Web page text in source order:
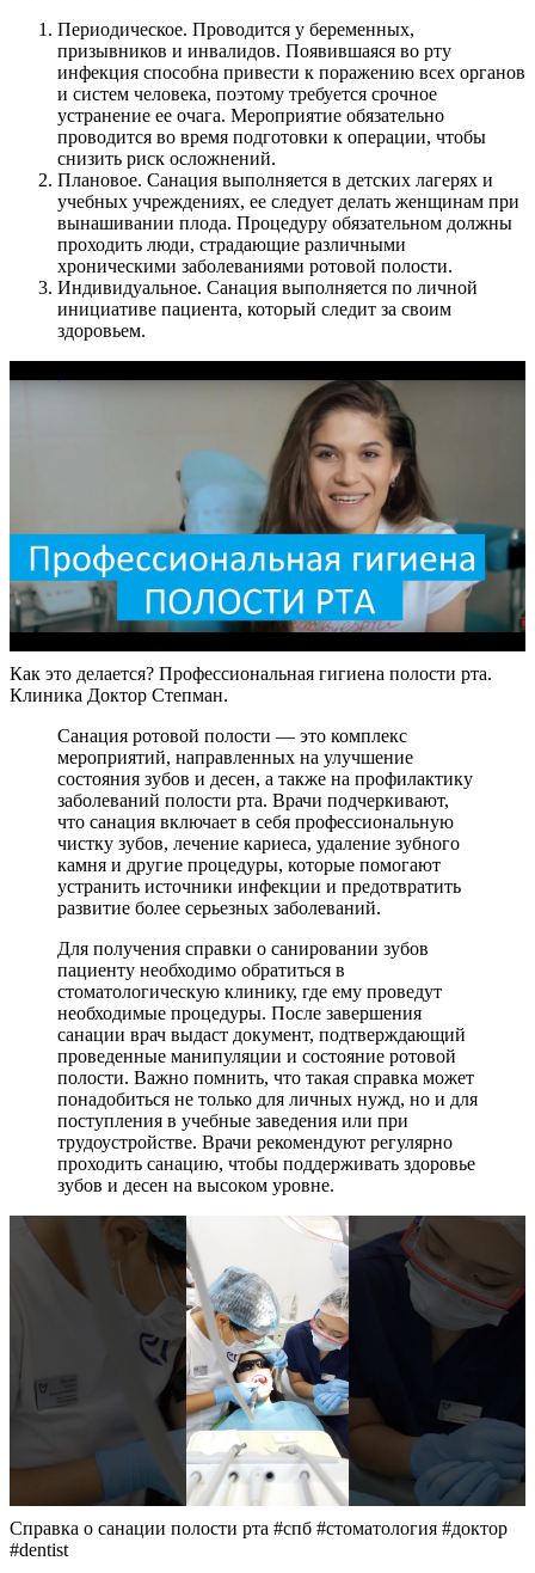
Периодическое. Проводится у беременных,
призывников и инвалидов. Появившаяся во рту
инфекция способна привести к поражению всех органов
и систем человека, поэтому требуется срочное
устранение ее очага. Мероприятие обязательно
проводится во время подготовки к операции, чтобы
снизить риск осложнений.
Плановое. Санация выполняется в детских лагерях и
учебных учреждениях, ее следует делать женщинам при
вынашивании плода. Процедуру обязательном должны
проходить люди, страдающие различными
хроническими заболеваниями ротовой полости.
Индивидуальное. Санация выполняется по личной
инициативе пациента, который следит за своим
здоровьем.
Как это делается? Профессиональная гигиена полости рта.
Клиника Доктор Степман.
Санация ротовой полости — это комплекс
мероприятий, направленных на улучшение
состояния зубов и десен, а также на профилактику
заболеваний полости рта. Врачи подчеркивают,
что санация включает в себя профессиональную
чистку зубов, лечение кариеса, удаление зубного
камня и другие процедуры, которые помогают
устранить источники инфекции и предотвратить
развитие более серьезных заболеваний.
Для получения справки о санировании зубов
пациенту необходимо обратиться в
стоматологическую клинику, где ему проведут
необходимые процедуры. После завершения
санации врач выдаст документ, подтверждающий
проведенные манипуляции и состояние ротовой
полости. Важно помнить, что такая справка может
понадобиться не только для личных нужд, но и для
поступления в учебные заведения или при
трудоустройстве. Врачи рекомендуют регулярно
проходить санацию, чтобы поддерживать здоровье
зубов и десен на высоком уровне.
Справка о санации полости рта #спб #стоматология #доктор
#dentist